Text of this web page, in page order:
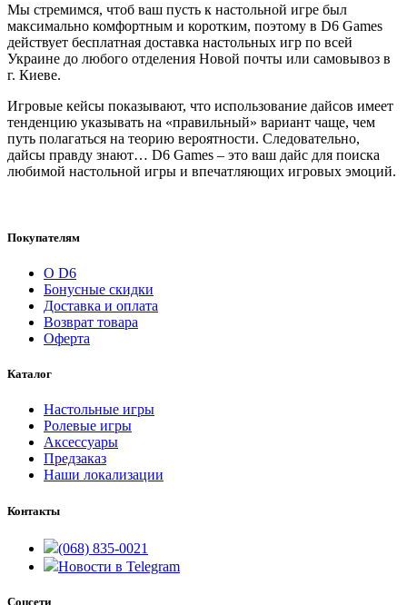
Мы стремимся, чтоб ваш пусть к настольной игре был
максимально комфортным и коротким, поэтому в D6 Games
действует бесплатная доставка настольных игр по всей
Украине до любого отделения Новой почты или самовывоз в
г. Киеве.
Игровые кейсы показывают, что использование дайсов имеет
тенденцию указывать на «правильный» вариант чаще, чем
путь полагаться на теорию вероятности. Следовательно,
дайсы правду знают… D6 Games – это ваш дайс для поиска
любимой настольной игры и впечатляющих игровых эмоций.
Покупателям
О D6
Бонусные скидки
Доставка и оплата
Возврат товара
Оферта
Каталог
Настольные игры
Ролевые игры
Аксессуары
Предзаказ
Наши локализации
Контакты
(068) 835-0021
Новости в Telegram
Соцсети